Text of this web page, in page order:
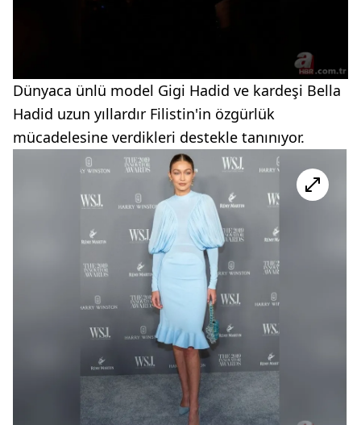
Dünyaca ünlü model Gigi Hadid ve kardeşi Bella
Hadid uzun yıllardır Filistin'in özgürlük
mücadelesine verdikleri destekle tanınıyor.